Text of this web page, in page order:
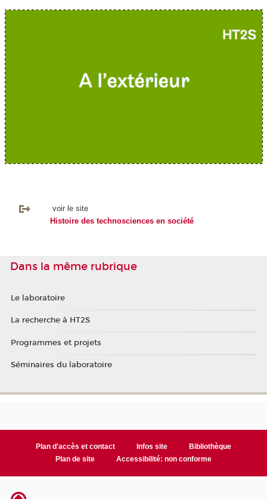
voir le site
Histoire des technosciences en société
Dans la même rubrique
Le laboratoire
La recherche à HT2S
Programmes et projets
Séminaires du laboratoire
Plan d'accès et contact Infos site
Bibliothèque
Plan de site
Accessibilité: non conforme